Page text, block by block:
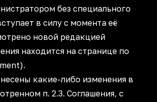
без специального
в силу с момента её
новой редакцией
находится на странице по
какие-либо изменения в
п. 2.3. Соглашения, с